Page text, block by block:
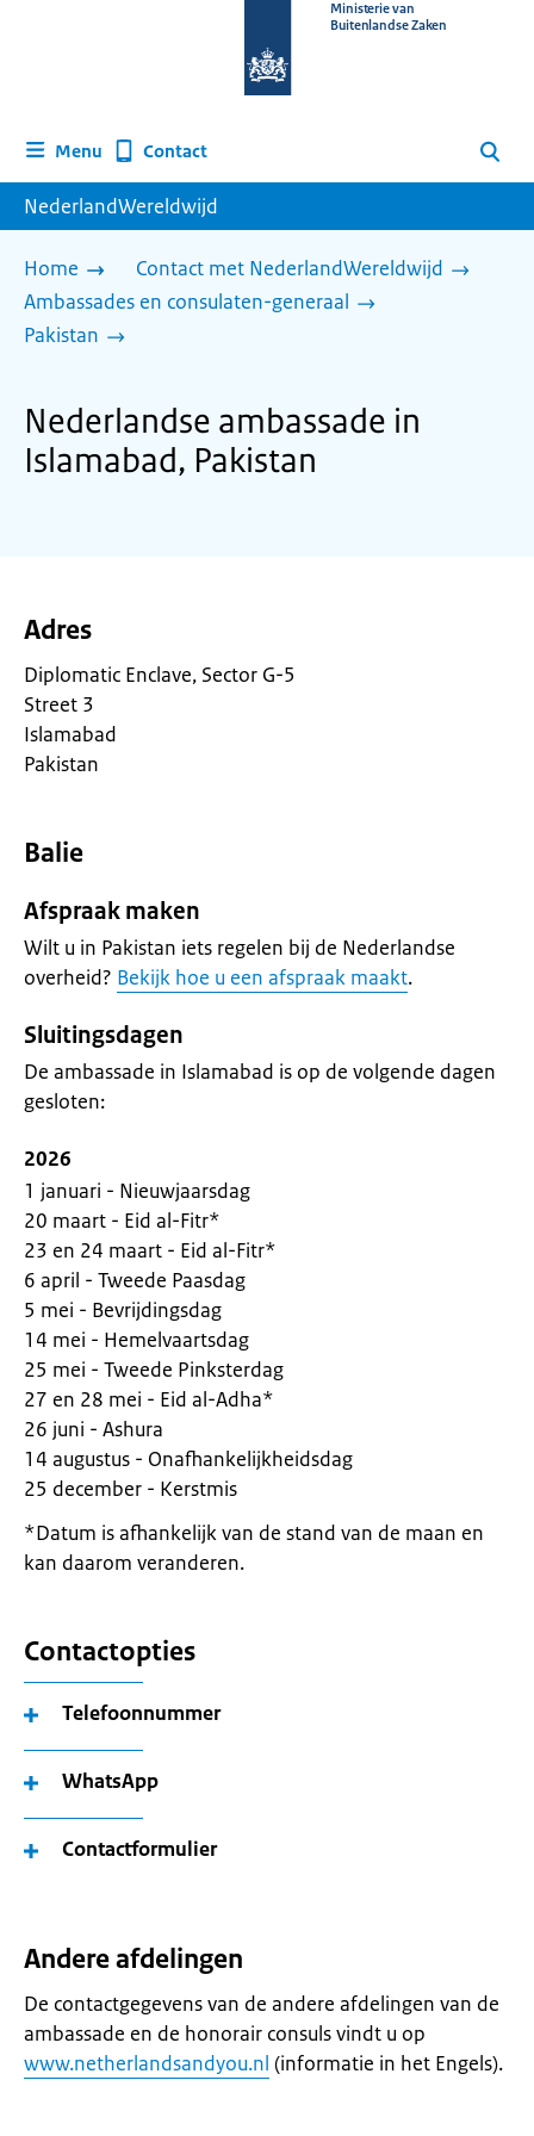
homepage
Ministerie van
Buitenlandse Zaken
Menu Contact Zoeken
NederlandWereldwijd
Home
Contact met NederlandWereldwijd
Ambassades en consulaten-generaal
Pakistan
Nederlandse ambassade in
Islamabad, Pakistan
Adres
Diplomatic Enclave, Sector G-5
Street 3
Islamabad
Pakistan
Balie
Afspraak maken
Wilt u in Pakistan iets regelen bij de Nederlandse
overheid? Bekijk hoe u een afspraak maakt.
Sluitingsdagen
De ambassade in Islamabad is op de volgende dagen
gesloten:
2026
1 januari - Nieuwjaarsdag
20 maart - Eid al-Fitr*
23 en 24 maart - Eid al-Fitr*
6 april - Tweede Paasdag
5 mei - Bevrijdingsdag
14 mei - Hemelvaartsdag
25 mei - Tweede Pinksterdag
27 en 28 mei - Eid al-Adha*
26 juni - Ashura
14 augustus - Onafhankelijkheidsdag
25 december - Kerstmis
*Datum is afhankelijk van de stand van de maan en
kan daarom veranderen.
Contactopties
Telefoonnummer
WhatsApp
Contactformulier
Andere afdelingen
De contactgegevens van de andere afdelingen van de
ambassade en de honorair consuls vindt u op
www.netherlandsandyou.nl (informatie in het Engels).